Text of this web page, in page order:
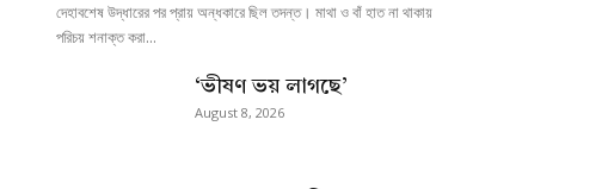
দেহাবশেষ উদ্ধারের পর প্রায় অন্ধকারে ছিল তদন্ত। মাথা ও বাঁ হাত না থাকায়
পরিচয় শনাক্ত করা...
‘ভীষণ ভয় লাগছে’
August 8, 2026